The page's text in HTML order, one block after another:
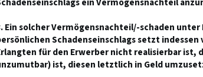
Ein solcher Vermögensnachteil/-schaden
Schadenseinschlags setzt
für den Erwerber nicht realisierbar ist,
ist, diesen letztlich in Geld